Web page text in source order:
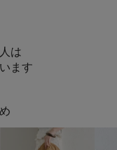
は
ます